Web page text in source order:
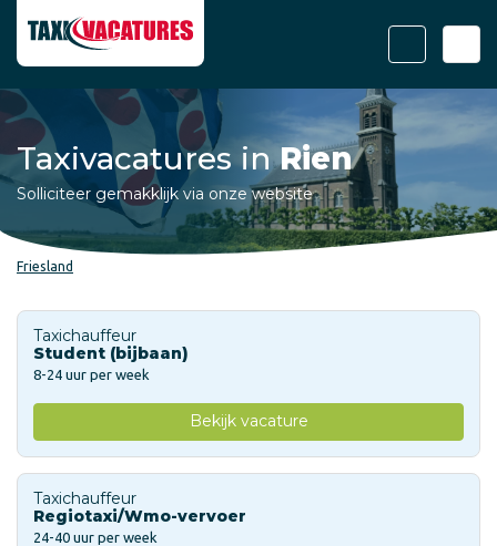
Taxivacatures inRien
Solliciteer gemakklijk via onze website
Friesland
Taxichauffeur
Student (bijbaan)
8-24 uur per week
Bekijk vacature
Taxichauffeur
Regiotaxi/Wmo-vervoer
24-40 uur per week